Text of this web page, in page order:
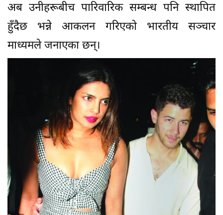
अब उनीहरूबीच पारिवारिक सम्बन्ध पनि स्थापित
हुँदैछ भन्ने आकलन गरिएको भारतीय सञ्चार
माध्यमले जनाएका छन्।